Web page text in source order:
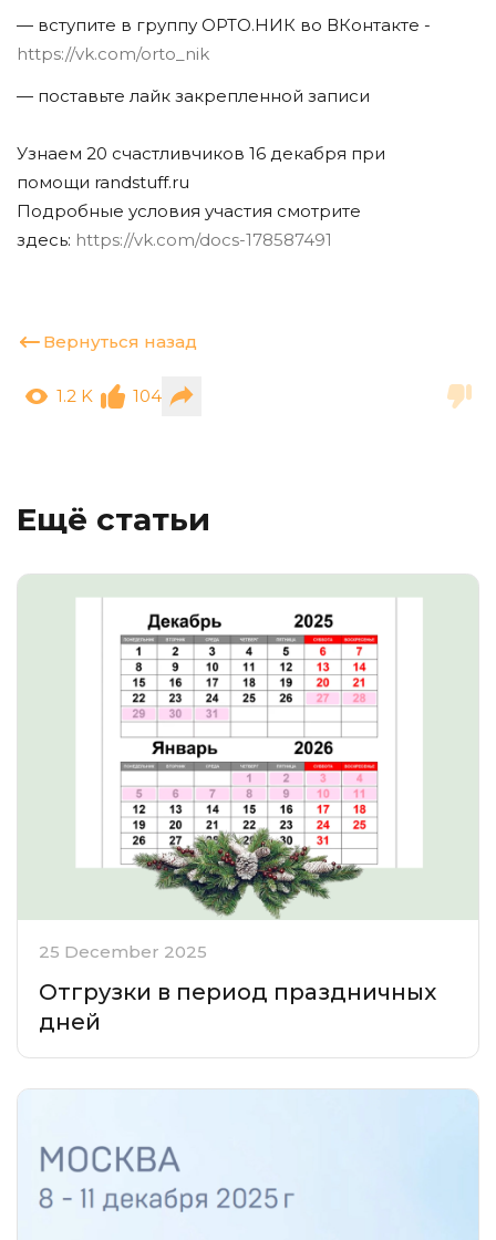
— вступите в группу ОРТО.НИК во ВКонтакте -
https://vk.com/orto_nik
— поставьте лайк закрепленной записи
Узнаем 20 счастливчиков 16 декабря при
помощи randstuff.ru
Подробные условия участия смотрите
здесь: https://vk.com/docs-178587491
Вернуться назад
1.2 K 104
Ещё статьи
25 December 2025
Отгрузки в период праздничных
дней